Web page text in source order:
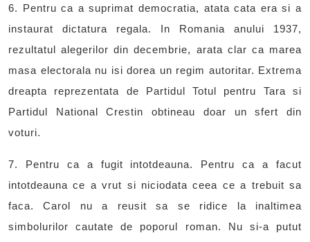
6. Pentru ca a suprimat democratia, atata cata era si a
instaurat dictatura regala. In Romania anului 1937,
rezultatul alegerilor din decembrie, arata clar ca marea
masa electorala nu isi dorea un regim autoritar. Extrema
dreapta reprezentata de Partidul Totul pentru Tara si
Partidul National Crestin obtineau doar un sfert din
voturi.
7. Pentru ca a fugit intotdeauna. Pentru ca a facut
intotdeauna ce a vrut si niciodata ceea ce a trebuit sa
faca. Carol nu a reusit sa se ridice la inaltimea
simbolurilor cautate de poporul roman. Nu si-a putut